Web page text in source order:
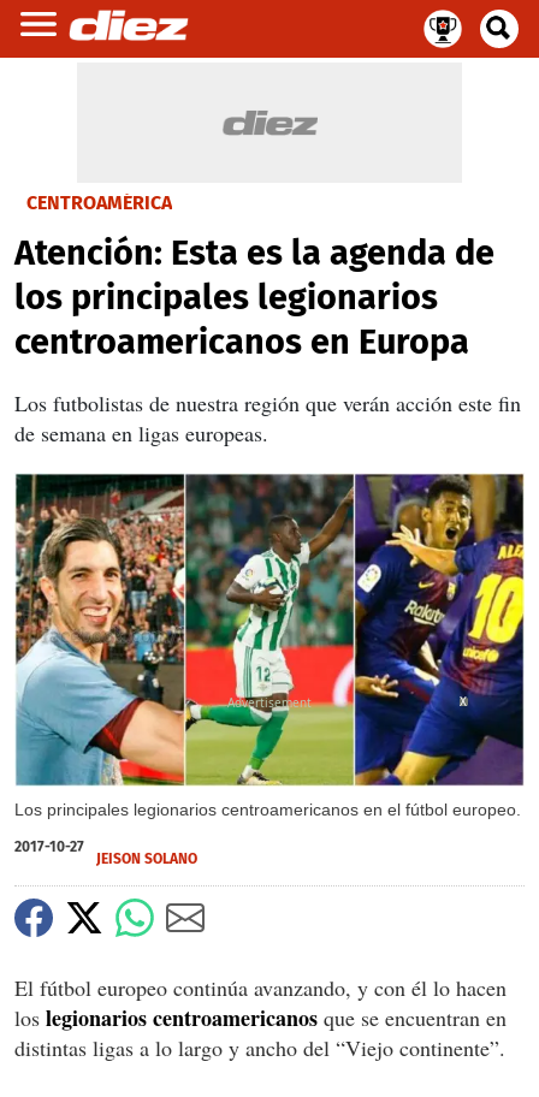
CENTROAMÉRICA
Atención: Esta es la agenda de
los principales legionarios
centroamericanos en Europa
Los futbolistas de nuestra región que verán acción este fin
de semana en ligas europeas.
Los principales legionarios centroamericanos en el fútbol europeo.
X
2017-10-27
JEISON SOLANO
El fútbol europeo continúa avanzando, y con él lo hacen
los legionarios centroamericanos que se encuentran en
distintas ligas a lo largo y ancho del “Viejo continente”.